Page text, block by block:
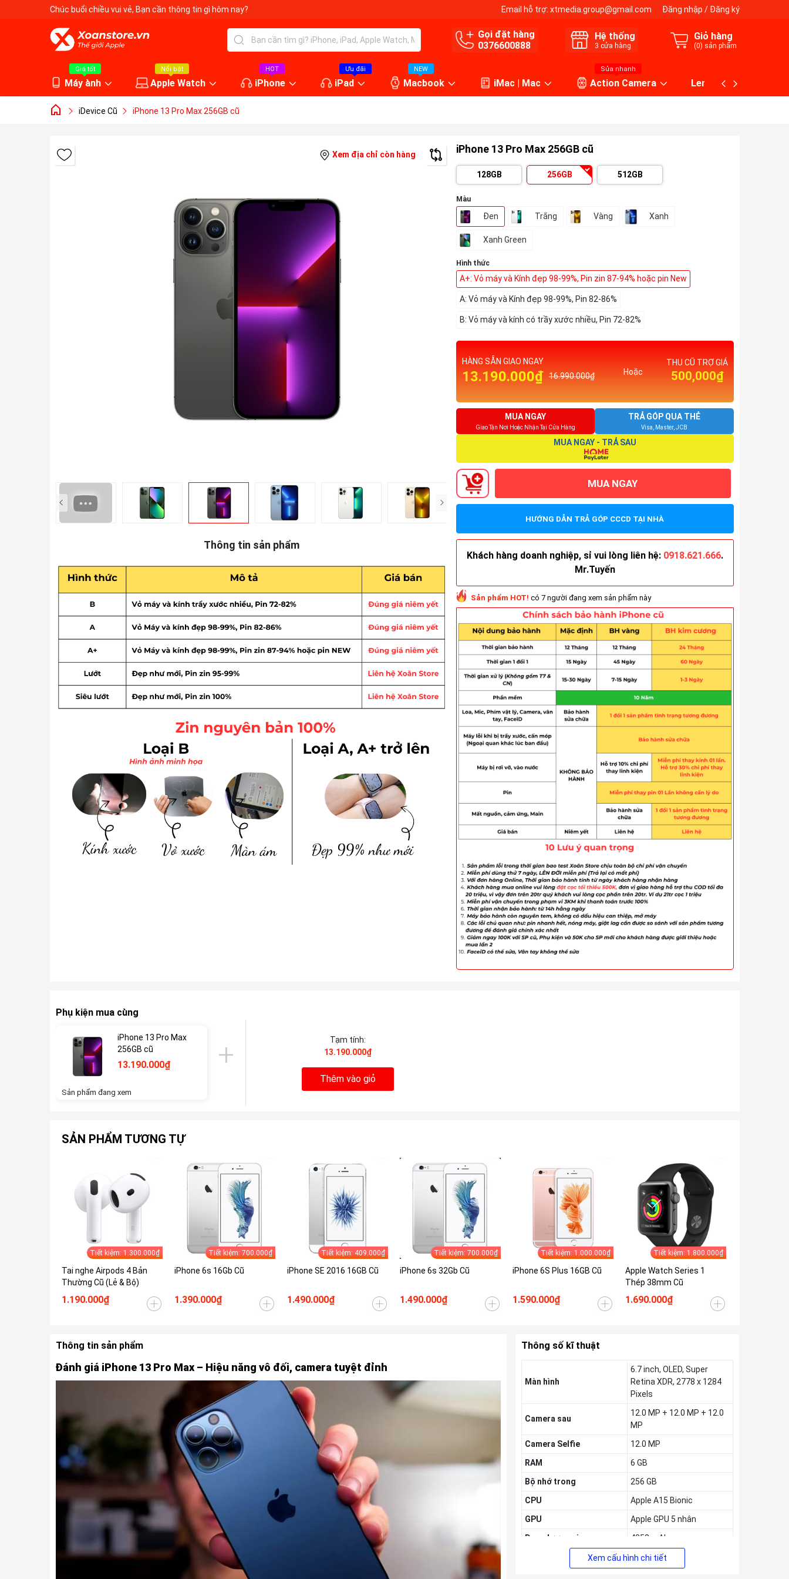
Chúc buổi chiều vui vẻ, Bạn cần thông tin gì hôm nay? Email hỗ trợ: xtmedia.group@gmail.com Đăng nhập / Đăng ký
Gọi đặt hàng
0376600888
Hệ thống
3 cửa hàng
Giỏ hàng
(0) sản phẩm
Giá tốt
Máy ành
Nổi bật
Apple Watch
HOT
iPhone
Ưu đãi
iPad
NEW
Macbook iMac | Mac
Sửa nhanh
Action Camera Lens máy ảnh
iDevice Cũ iPhone 13 Pro Max 256GB cũ
Xem địa chỉ còn hàng
Thông tin sản phẩm
iPhone 13 Pro Max 256GB cũ
128GB 256GB 512GB
Màu
Đen Trắng Vàng Xanh
Xanh Green
Hình thức
A+: Vỏ máy và Kính đẹp 98-99%, Pin zin 87-94% hoặc pin New
A: Vỏ máy và Kính đẹp 98-99%, Pin 82-86%
B: Vỏ máy và kính có trầy xước nhiều, Pin 72-82%
HÀNG SẴN GIAO NGAY
13.190.000₫ 16.990.000₫ Hoặc
THU CŨ TRỢ GIÁ
500,000₫
MUA NGAY
Giao Tận Nơi Hoặc Nhận Tại Cửa Hàng
TRẢ GÓP QUA THẺ
Visa, Master, JCB
MUA NGAY - TRẢ SAU
MUA NGAY
HƯỚNG DẪN TRẢ GÓP CCCD TẠI NHÀ
Khách hàng doanh nghiệp, sỉ vui lòng liên hệ: 0918.621.666.
Mr.Tuyến
Sản phẩm HOT! có 7 người đang xem sản phẩm này
Phụ kiện mua cùng
iPhone 13 Pro Max
256GB cũ
13.190.000₫
Sản phẩm đang xem
Tạm tính:
13.190.000₫
Thêm vào giỏ
SẢN PHẨM TƯƠNG TỰ
Tiết kiệm: 1.300.000₫
Tai nghe Airpods 4 Bản
Thường Cũ (Lẻ & Bộ)
1.190.000₫
Tiết kiệm: 700.000₫
iPhone 6s 16Gb Cũ
1.390.000₫
Tiết kiệm: 409.000₫
iPhone SE 2016 16GB Cũ
1.490.000₫
Tiết kiệm: 700.000₫
iPhone 6s 32Gb Cũ
1.490.000₫
Tiết kiệm: 1.000.000₫
iPhone 6S Plus 16GB Cũ
1.590.000₫
Tiết kiệm: 1.800.000₫
Apple Watch Series 1
Thép 38mm Cũ
1.690.000₫
Thông tin sản phẩm
Đánh giá iPhone 13 Pro Max – Hiệu năng vô đối, camera tuyệt đỉnh
Thông số kĩ thuật
Màn hình
6.7 inch, OLED, Super
Retina XDR, 2778 x 1284
Pixels
Camera sau
12.0 MP + 12.0 MP + 12.0
MP
Camera Selfie
12.0 MP
RAM
6 GB
Bộ nhớ trong
256 GB
CPU
Apple A15 Bionic
GPU
Apple GPU 5 nhân
Dung lượng pin
4352 mAh
1 - 1 eSIM, 1 Nano SIM
Xem cấu hình chi tiết